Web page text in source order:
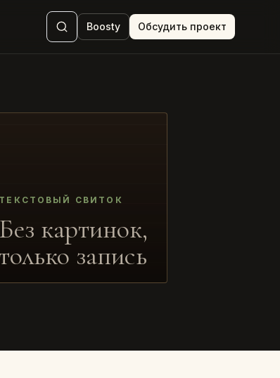
Boosty Обсудить проект
ТЕКСТОВЫЙ СВИТОК
Без картинок,
только запись